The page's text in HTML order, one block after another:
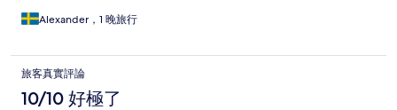
Alexander，1 晚旅行
旅客真實評論
10/10 好極了